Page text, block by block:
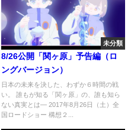
未分類
8/26公開「関ヶ原」予告編（ロ
ングバージョン）
日本の未来を決した、わずか６時間の戦
い。 誰もが知る「関ヶ原」の、誰も知ら
ない真実とは― 2017年8月26日（土）全
国ロードショー 構想２...